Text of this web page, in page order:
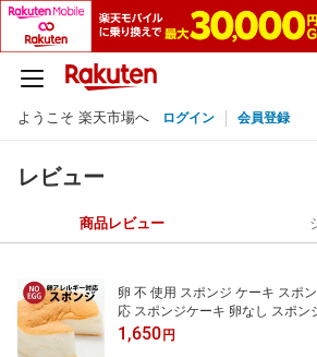
ようこそ 楽天市場へ ログイン 会員登録
レビュー
商品レビュー
卵 不 使用 スポンジ ケーキ スポ
応 スポンジケーキ 卵なし スポン
ルギー ケーキ 卵不使用 スポンジ
日お取り寄せ グルメ 食品 スイー
1,650円